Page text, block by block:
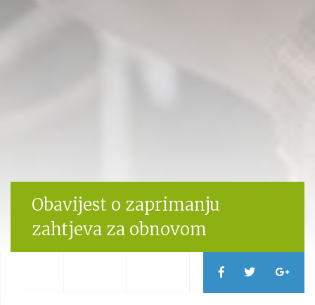
Obavijest o zaprimanju
zahtjeva za obnovom